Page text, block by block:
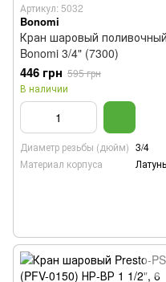
Артикул: 5032
Bonomi
Кран шаровый поливочный
Bonomi 3/4" (7300)
446 грн 595 грн
В наличии
Диаметр резьбы (дюйм) 3/4
Материал корпуса
Латунь